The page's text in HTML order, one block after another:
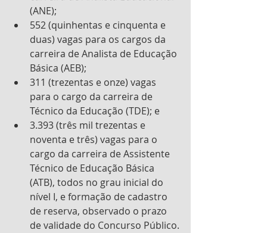
(ANE);
552 (quinhentas e cinquenta e
duas) vagas para os cargos da
carreira de Analista de Educação
Básica (AEB);
311 (trezentas e onze) vagas
para o cargo da carreira de
Técnico da Educação (TDE); e
3.393 (três mil trezentas e
noventa e três) vagas para o
cargo da carreira de Assistente
Técnico de Educação Básica
(ATB), todos no grau inicial do
nível I, e formação de cadastro
de reserva, observado o prazo
de validade do Concurso Público.